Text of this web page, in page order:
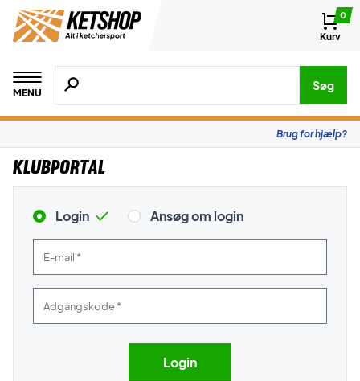
0
Kurv
MENU
Søg efter produkter, mærker etc.
Søg
Brug for hjælp?
Klubportal
Login Ansøg om login